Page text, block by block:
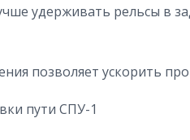
удерживать рельсы в
позволяет ускорить
пути СПУ-1